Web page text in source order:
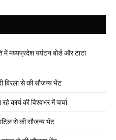
में मध्यप्रदेश पर्यटन बोर्ड और टाटा
बिरला से की सौजन्य भेंट
कार्य की विश्वभर में चर्चा
से की सौजन्य भेंट